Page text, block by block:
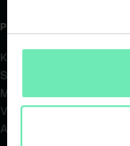
PALVELUT
Kaikki palvelut
SEO & GEO
Maksettu mainonta
Verkkosivut
Analytiikka & attribuutio